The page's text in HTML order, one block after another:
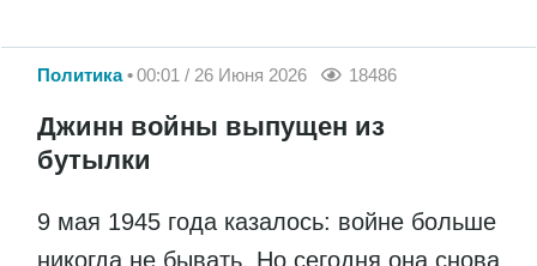
Политика 00:01 / 26 Июня 2026 18486
Джинн войны выпущен из
бутылки
9 мая 1945 года казалось: войне больше
никогда не бывать. Но сегодня она снова